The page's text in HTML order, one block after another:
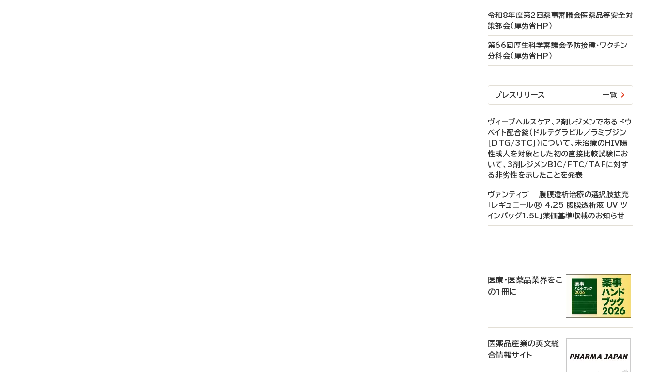
令和8年度第2回薬事審議会医薬品等安全対
策部会（厚労省HP）
第66回厚生科学審議会予防接種・ワクチン
分科会（厚労省HP）
プレスリリース 一覧
ヴィーブヘルスケア、2剤レジメンであるドウ
ベイト配合錠（ドルテグラビル／ラミブジン
［DTG/3TC］）について、未治療のHIV陽
性成人を対象とした初の直接比較試験にお
いて、3剤レジメンBIC/FTC/TAFに対す
る非劣性を示したことを発表
ヴァンティブ 腹膜透析治療の選択肢拡充
「レギュニール® 4.25 腹膜透析液 UV ツ
インバッグ1.5L」薬価基準収載のお知らせ
医療・医薬品業界をこ
の1冊に
医薬品産業の英文総
合情報サイト